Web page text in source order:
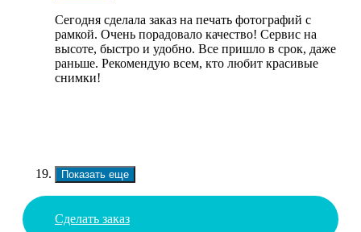
Сегодня сделала заказ на печать фотографий с
рамкой. Очень порадовало качество! Сервис на
высоте, быстро и удобно. Все пришло в срок, даже
раньше. Рекомендую всем, кто любит красивые
снимки!
Показать еще
Сделать заказ